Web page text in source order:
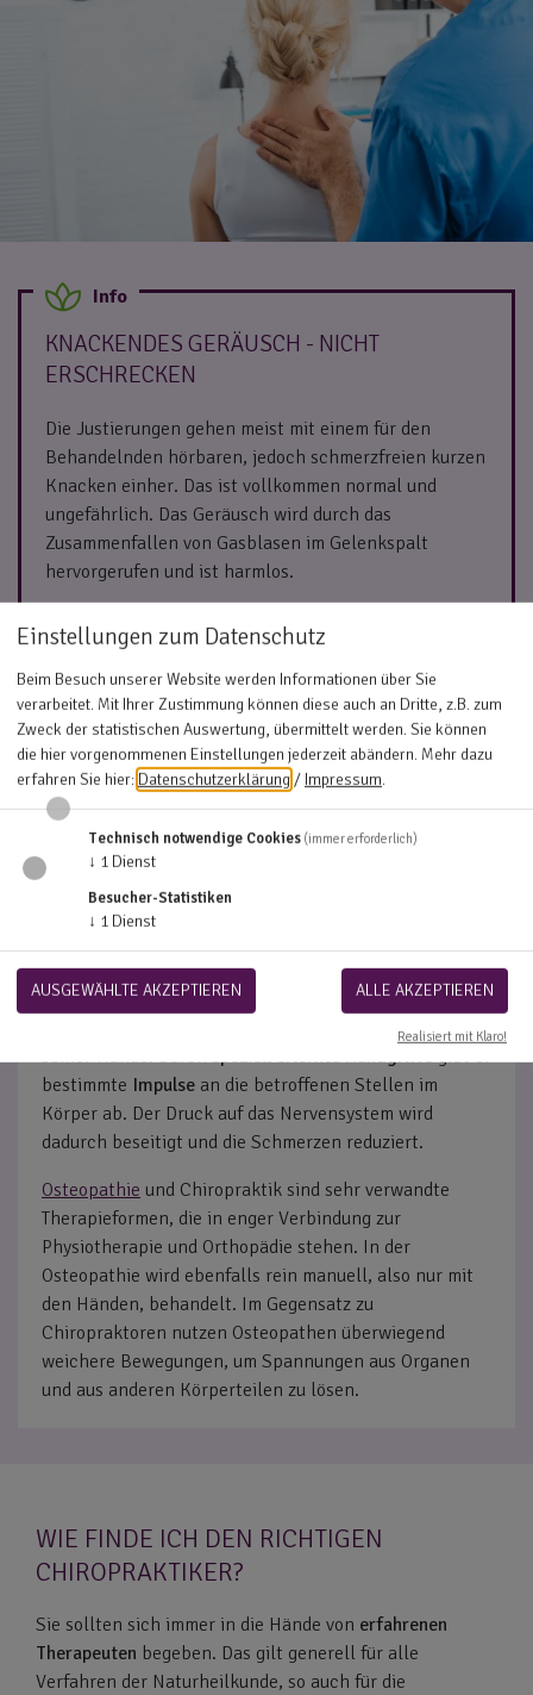
KNACKENDES GERÄUSCH - NICHT
ERSCHRECKEN
Die Justierungen gehen meist mit einem für den
Behandelnden hörbaren, jedoch schmerzfreien kurzen
Knacken einher. Das ist vollkommen normal und
ungefährlich. Das Geräusch wird durch das
Zusammenfallen von Gasblasen im Gelenkspalt
hervorgerufen und ist harmlos.
UNTERSCHIED CHIROPRAKTIK UND
OSTEOPATHIE
Die Chiropraktik und die Osteopathie sind beides
manuelle Behandlungsmethoden der alternativen
Medizin. Sie unterscheiden sich jedoch in der Art der
Anwendung.
Untersuchung und Behandlung des
Bewegungsapparates und des Nervensystems. Der
Chiropraktor löst die Funktionsstörungen mithilfe
seiner Hände. Durchspeziell erlernte Handgriffegibt er
bestimmte Impulse an die betroffenen Stellen im
Körper ab. Der Druck auf das Nervensystem wird
dadurch beseitigt und die Schmerzen reduziert.
Osteopathie und Chiropraktik sind sehr verwandte
Therapieformen, die in enger Verbindung zur
Physiotherapie und Orthopädie stehen. In der
Osteopathie wird ebenfalls rein manuell, also nur mit
den Händen, behandelt. Im Gegensatz zu
Chiropraktoren nutzen Osteopathen überwiegend
weichere Bewegungen, um Spannungen aus Organen
und aus anderen Körperteilen zu lösen.
WIE FINDE ICH DEN RICHTIGEN
CHIROPRAKTIKER?
Sie sollten sich immer in die Hände von erfahrenen
Therapeuten begeben. Das gilt generell für alle
Verfahren der Naturheilkunde, so auch für die
Einstellungen zum Datenschutz
Beim Besuch unserer Website werden Informationen über Sie
verarbeitet. Mit Ihrer Zustimmung können diese auch an Dritte, z.B. zum
Zweck der statistischen Auswertung, übermittelt werden. Sie können
die hier vorgenommenen Einstellungen jederzeit abändern. Mehr dazu
erfahren Sie hier: Datenschutzerklärung/ Impressum.
Technisch notwendige Cookies (immer erforderlich)
↓ 1 Dienst
Besucher-Statistiken
↓ 1 Dienst
AUSGEWÄHLTE AKZEPTIEREN ALLE AKZEPTIEREN
Realisiert mit Klaro!